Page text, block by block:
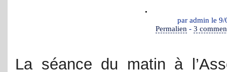
.
par admin le
Permalien - 3
La séance du matin à